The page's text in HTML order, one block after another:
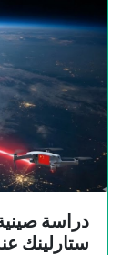
دراسة
ستارلينك